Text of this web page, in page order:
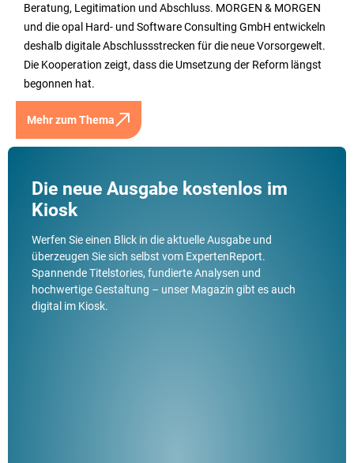
Beratung, Legitimation und Abschluss. MORGEN & MORGEN
und die opal Hard- und Software Consulting GmbH entwickeln
deshalb digitale Abschlussstrecken für die neue Vorsorgewelt.
Die Kooperation zeigt, dass die Umsetzung der Reform längst
begonnen hat.
Mehr zum Thema
Die neue Ausgabe kostenlos im
Kiosk
Werfen Sie einen Blick in die aktuelle Ausgabe und
überzeugen Sie sich selbst vom ExpertenReport.
Spannende Titelstories, fundierte Analysen und
hochwertige Gestaltung – unser Magazin gibt es auch
digital im Kiosk.